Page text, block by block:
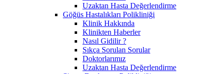
Uzaktan Hasta Değerlendirme
Göğüs Hastalıkları Polikliniği
Klinik Hakkında
Klinikten Haberler
Nasıl Gidilir ?
Sıkça Sorulan Sorular
Doktorlarımız
Uzaktan Hasta Değerlendirme